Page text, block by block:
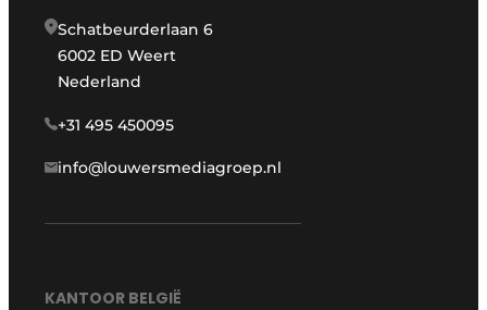
Schatbeurderlaan 6
6002 ED Weert
Nederland
+31 495 450095
info@louwersmediagroep.nl
KANTOOR BELGIË